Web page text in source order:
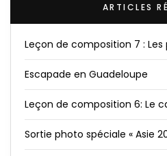
ARTICLES
Leçon de composition 7 :
Escapade en Guadeloupe
Leçon de composition 6: Le
Sortie photo spéciale « Asie